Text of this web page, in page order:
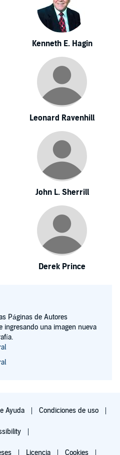
Kenneth E. Hagin
Leonard Ravenhill
John L. Sherrill
Derek Prince
Páginas de Autores
ingresando una imagen nueva
Ayuda Condiciones de uso
Licencia Cookies